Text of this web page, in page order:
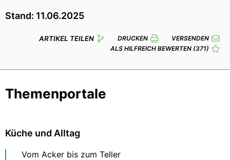
Stand: 11.06.2025
ARTIKEL TEILEN DRUCKEN
VERSENDEN
ALS HILFREICH BEWERTEN (371)
Themenportale
Küche und Alltag
Vom Acker bis zum Teller